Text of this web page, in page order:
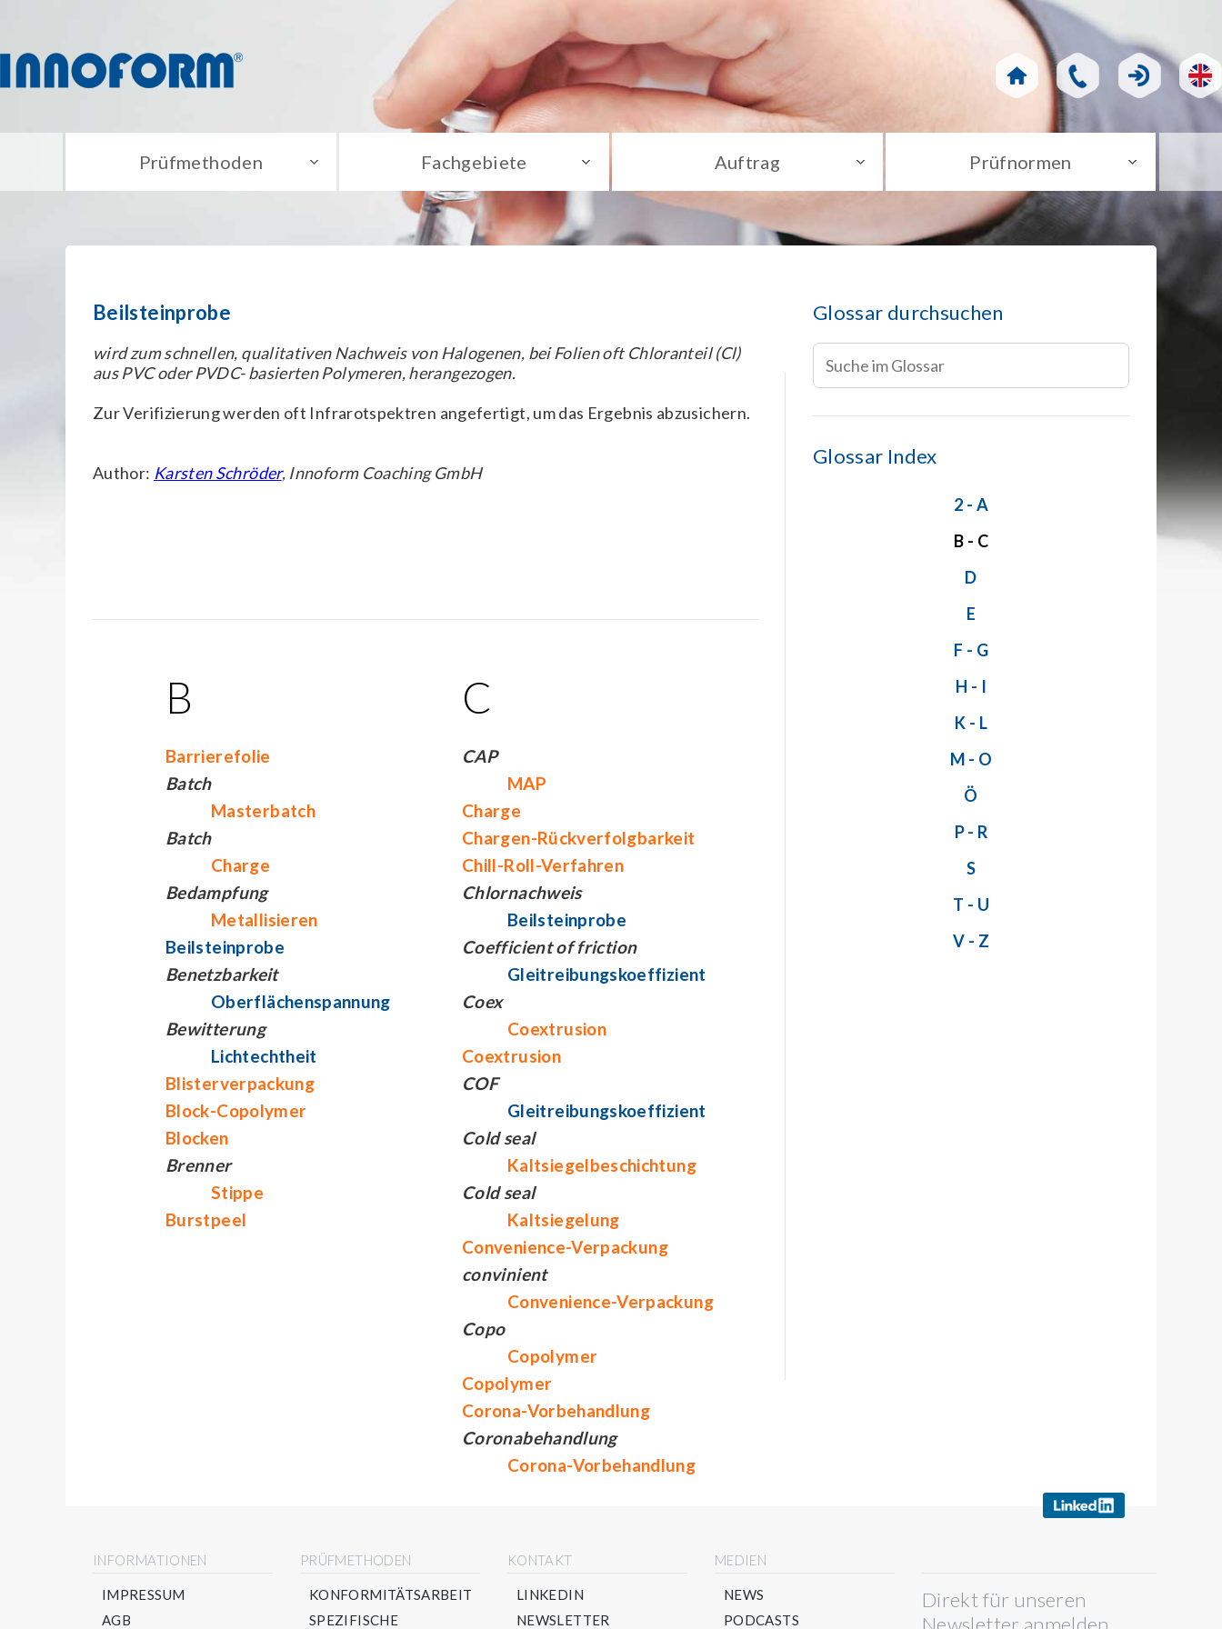
Prüfmethoden Fachgebiete Auftrag Prüfnormen
Beilsteinprobe
wird zum schnellen, qualitativen Nachweis von Halogenen, bei Folien oft Chloranteil (Cl)
aus PVC oder PVDC- basierten Polymeren, herangezogen.
Zur Verifizierung werden oft Infrarotspektren angefertigt, um das Ergebnis abzusichern.
Author: Karsten Schröder, Innoform Coaching GmbH
B
Barrierefolie
Batch
Masterbatch
Batch
Charge
Bedampfung
Metallisieren
Beilsteinprobe
Benetzbarkeit
Oberflächenspannung
Bewitterung
Lichtechtheit
Blisterverpackung
Block-Copolymer
Blocken
Brenner
Stippe
Burstpeel
C
CAP
MAP
Charge
Chargen-Rückverfolgbarkeit
Chill-Roll-Verfahren
Chlornachweis
Beilsteinprobe
Coefficient of friction
Gleitreibungskoeffizient
Coex
Coextrusion
Coextrusion
COF
Gleitreibungskoeffizient
Cold seal
Kaltsiegelbeschichtung
Cold seal
Kaltsiegelung
Convenience-Verpackung
convinient
Convenience-Verpackung
Copo
Copolymer
Copolymer
Corona-Vorbehandlung
Coronabehandlung
Corona-Vorbehandlung
Glossar durchsuchen
Glossar Index
2 - A
B - C
D
E
F - G
H - I
K - L
M - O
Ö
P - R
S
T - U
V - Z
INFORMATIONEN
IMPRESSUM
AGB
PRÜFMETHODEN
KONFORMITÄTSARBEIT
SPEZIFISCHE
KONTAKT
LINKEDIN
NEWSLETTER
MEDIEN
NEWS
PODCASTS
Direkt für unseren
Newsletter anmelden